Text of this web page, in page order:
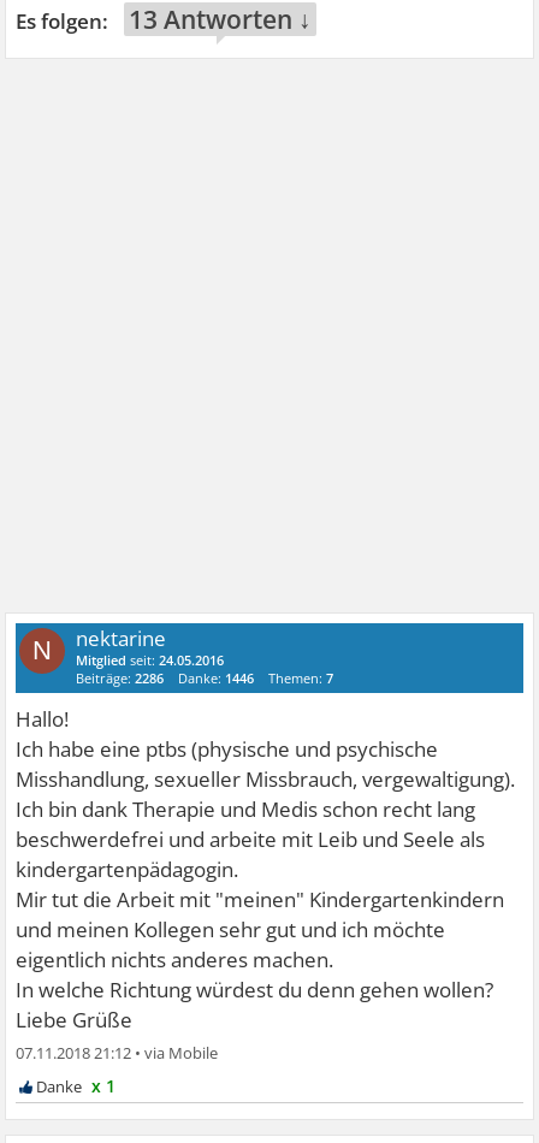
13 Antworten ↓
N nektarine
Mitglied seit:24.05.2016
Beiträge:2286 Danke: 1446 Themen:7
Hallo!
Ich habe eine ptbs (physische und psychische
Misshandlung, sexueller Missbrauch, vergewaltigung).
Ich bin dank Therapie und Medis schon recht lang
beschwerdefrei und arbeite mit Leib und Seele als
kindergartenpädagogin.
Mir tut die Arbeit mit "meinen" Kindergartenkindern
und meinen Kollegen sehr gut und ich möchte
eigentlich nichts anderes machen.
In welche Richtung würdest du denn gehen wollen?
Liebe Grüße
07.11.2018 21:12 •
x 1